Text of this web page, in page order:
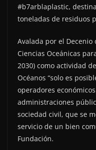
#b7arblaplastic,
toneladas de residuos
Avalada por el Decenio
Ciencias Oceánicas
2030) como actividad
Océanos “solo es
operadores
administraciones
sociedad civil, que se
servicio de un bien
Fundación.